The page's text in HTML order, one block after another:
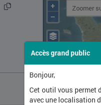
+
–
Accès grand public
Bonjour,
Cet outil vous permet
avec une localisation